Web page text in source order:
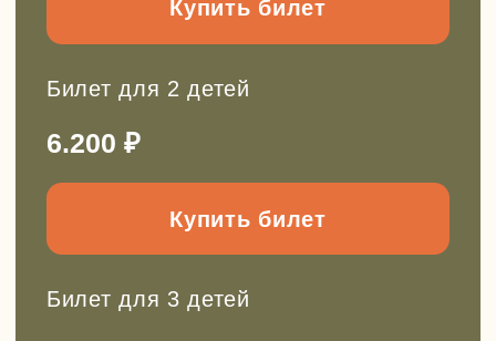
Новый поток стартует в ноябре 2026.
Подписывайтесь!